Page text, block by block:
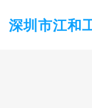
深圳市江和